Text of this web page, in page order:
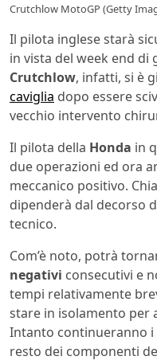
Crutchlow MotoGP (Getty
Il pilota inglese starà
in vista del week end di
Crutchlow, infatti, si è
caviglia dopo essere
vecchio intervento
Il pilota della Honda in
due operazioni ed ora
meccanico positivo.
dipenderà dal decorso
tecnico.
Com’è noto, potrà
negativi consecutivi e
tempi relativamente
stare in isolamento per
Intanto continueranno
resto dei componenti